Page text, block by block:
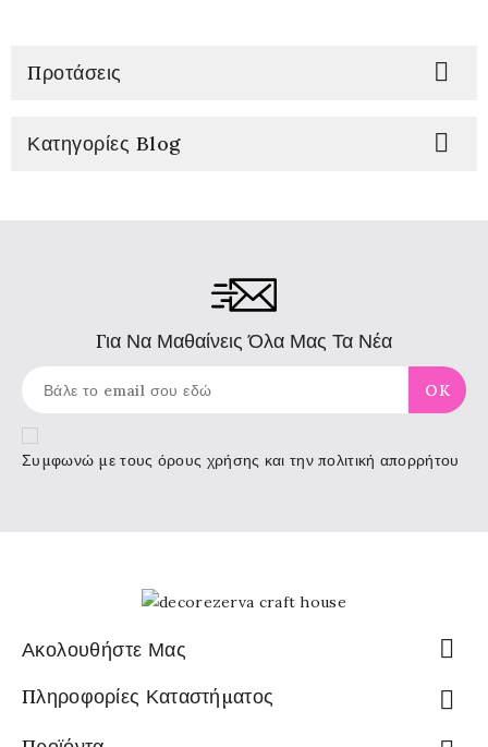
Προτάσεις 
Κατηγορίες Blog 
Για Να Μαθαίνεις Όλα Μας Τα Νέα
Συμφωνώ με τους όρους χρήσης και την πολιτική απορρήτου
Ακολουθήστε Μας 
Πληροφορίες Καταστήματος 